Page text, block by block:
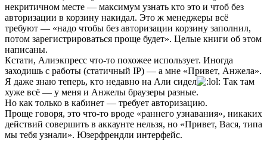
некритичном месте — максимум узнать кто это и чтоб без
авторизации в корзину накидал. Это ж менеджеры всё
требуют — «надо чтобы без авторизации корзину заполнил,
потом зарегистрироваться проще будет». Целые книги об этом
написаны.
Кстати, Алиэкпресс что-то похожее использует. Иногда
заходишь с работы (статичный IP) — а мне «Привет, Анжела».
Я даже знаю теперь, кто недавно на Али сидел
Так там
хуже всё — у меня и Анжелы браузеры разные.
Но как только в кабинет — требует авторизацию.
Проще говоря, это что-то вроде «раннего узнавания», никаких
действий совершить в аккаунте нельзя, но «Привет, Вася, типа
мы тебя узнали». Юзерфрендли интерфейс.